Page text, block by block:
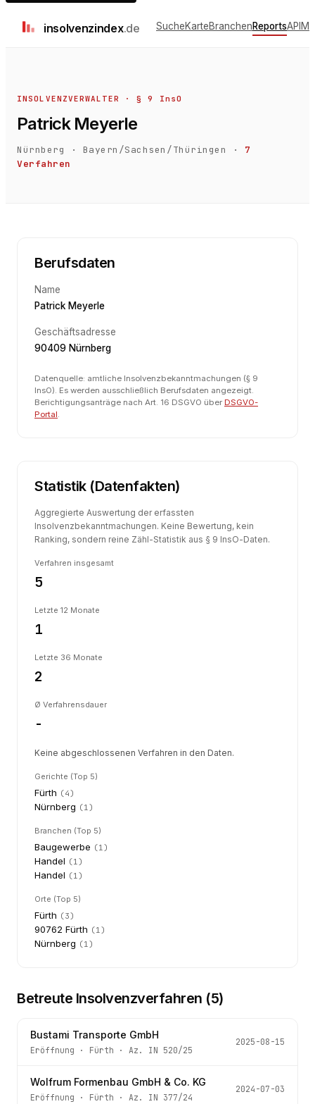
insolvenzindex.de SucheKarteBranchenReportsAPI
INSOLVENZVERWALTER · § 9 InsO
Patrick Meyerle
Nürnberg · Bayern/Sachsen/Thüringen ·
7
Verfahren
Berufsdaten
Name
Patrick Meyerle
Geschäftsadresse
90409 Nürnberg
Datenquelle: amtliche Insolvenzbekanntmachungen (§ 9
InsO). Es werden ausschließlich Berufsdaten angezeigt.
Berichtigungsanträge nach Art. 16 DSGVO über DSGVO-
Portal.
Statistik (Datenfakten)
Aggregierte Auswertung der erfassten
Insolvenzbekanntmachungen. Keine Bewertung, kein
Ranking, sondern reine Zähl-Statistik aus § 9 InsO-Daten.
Verfahren insgesamt
5
Letzte 12 Monate
1
Letzte 36 Monate
2
Ø Verfahrensdauer
-
Keine abgeschlossenen Verfahren in den Daten.
Gerichte (Top 5)
Fürth (4)
Nürnberg (1)
Branchen (Top 5)
Baugewerbe (1)
Handel (1)
Handel (1)
Orte (Top 5)
Fürth (3)
90762 Fürth (1)
Nürnberg (1)
Betreute Insolvenzverfahren (5)
Bustami Transporte GmbH
Eröffnung · Fürth · Az. IN 520/25
2025-08-15
Wolfrum Formenbau GmbH & Co. KG
Eröffnung · Fürth · Az. IN 377/24
2024-07-03